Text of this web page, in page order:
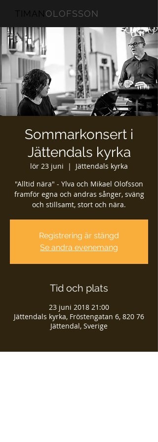
TIMANOLOFSSON
Sommarkonsert i
Jättendals kyrka
lör 23 juni
  |
Jättendals kyrka
"Alltid nära" - Ylva och Mikael Olofsson
framför egna och andras sånger, sväng
och stillsamt, stort och nära.
Registrering är stängd
Se andra evenemang
Tid och plats
23 juni 2018 21:00
Jättendals kyrka, Fröstengatan 6, 820 76
Jättendal, Sverige